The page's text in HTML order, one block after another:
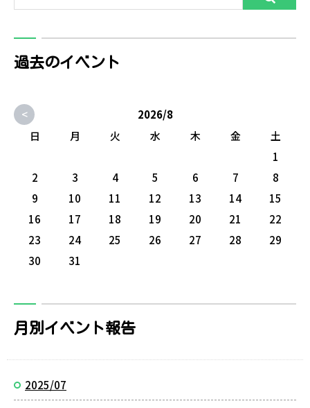
過去のイベント
<
2026/8
日
月 火 水 木 金
土
1
2
3 4 5 6 7
8
9
10 11 12 13 14
15
16
17 18 19 20 21
22
23
24 25 26 27 28
29
30
31
月別イベント報告
2025/07